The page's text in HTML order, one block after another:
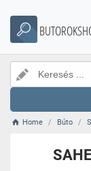
Home Búto